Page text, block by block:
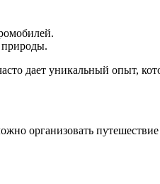
природы.
дает уникальный опыт,
организовать